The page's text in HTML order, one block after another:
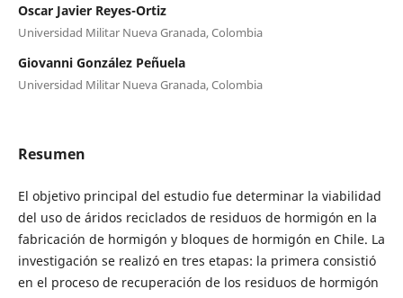
Oscar Javier Reyes-Ortiz
Universidad Militar Nueva Granada, Colombia
Giovanni González Peñuela
Universidad Militar Nueva Granada, Colombia
Resumen
El objetivo principal del estudio fue determinar la viabilidad
del uso de áridos reciclados de residuos de hormigón en la
fabricación de hormigón y bloques de hormigón en Chile. La
investigación se realizó en tres etapas: la primera consistió
en el proceso de recuperación de los residuos de hormigón